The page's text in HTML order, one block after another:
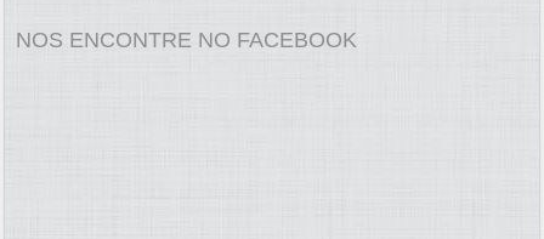
NOS ENCONTRE NO FACEBOOK